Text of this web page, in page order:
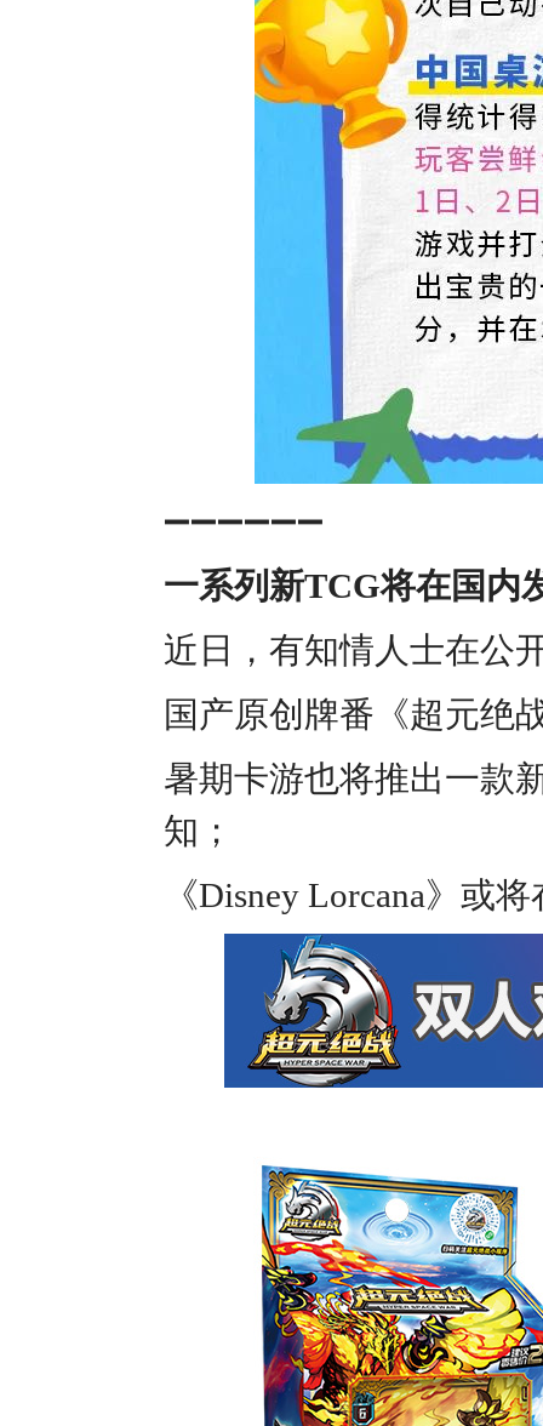
➖➖➖➖➖➖
一系列新TCG将在国内
近日，有知情人士在公
国产原创牌番《超元绝
暑期卡游也将推出一款
知；
《Disney Lorcana》或